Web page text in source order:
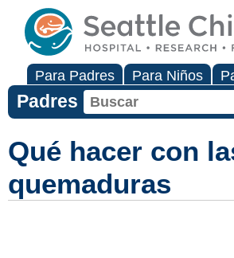
Para Padres Para Niños
Padres
Qué hacer con
quemaduras